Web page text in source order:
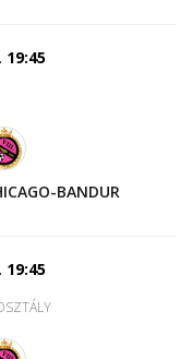
19:45
BANDUR
19:45